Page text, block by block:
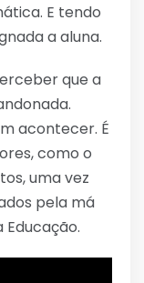
E tendo
a aluna.
que a
acontecer. É
como o
uma vez
pela má